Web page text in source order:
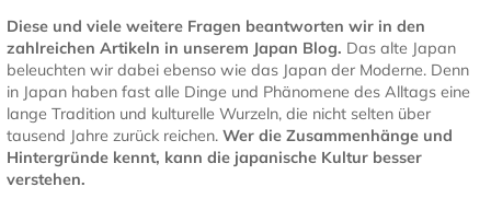
Diese und viele weitere Fragen beantworten wir in den
zahlreichen Artikeln in unserem Japan Blog. Das alte Japan
beleuchten wir dabei ebenso wie das Japan der Moderne. Denn
in Japan haben fast alle Dinge und Phänomene des Alltags eine
lange Tradition und kulturelle Wurzeln, die nicht selten über
tausend Jahre zurück reichen. Wer die Zusammenhänge und
Hintergründe kennt, kann die japanische Kultur besser
verstehen.